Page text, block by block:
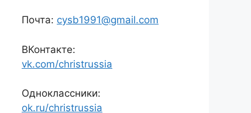
Почта: cysb1991@gmail.com
ВКонтакте:
vk.com/christrussia
Одноклассники:
ok.ru/christrussia